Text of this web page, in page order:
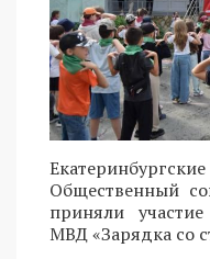
Общественный
приняли
МВД «Зарядка со